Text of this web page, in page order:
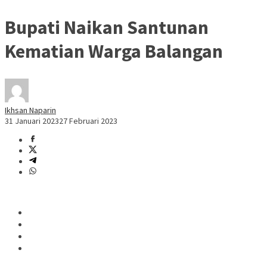
Bupati Naikan Santunan
Kematian Warga Balangan
Ikhsan Naparin
31 Januari 202327 Februari 2023